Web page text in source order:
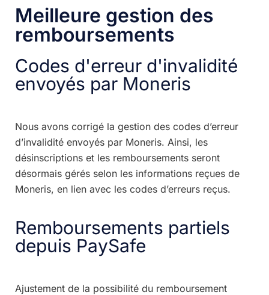
Meilleure gestion des
remboursements
Codes d'erreur d'invalidité
envoyés par Moneris
Nous avons corrigé la gestion des codes d’erreur
d’invalidité envoyés par Moneris. Ainsi, les
désinscriptions et les remboursements seront
désormais gérés selon les informations reçues de
Moneris, en lien avec les codes d’erreurs reçus.
Remboursements partiels
depuis PaySafe
Ajustement de la possibilité du remboursement